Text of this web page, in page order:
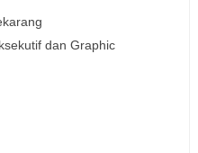
dan Graphic